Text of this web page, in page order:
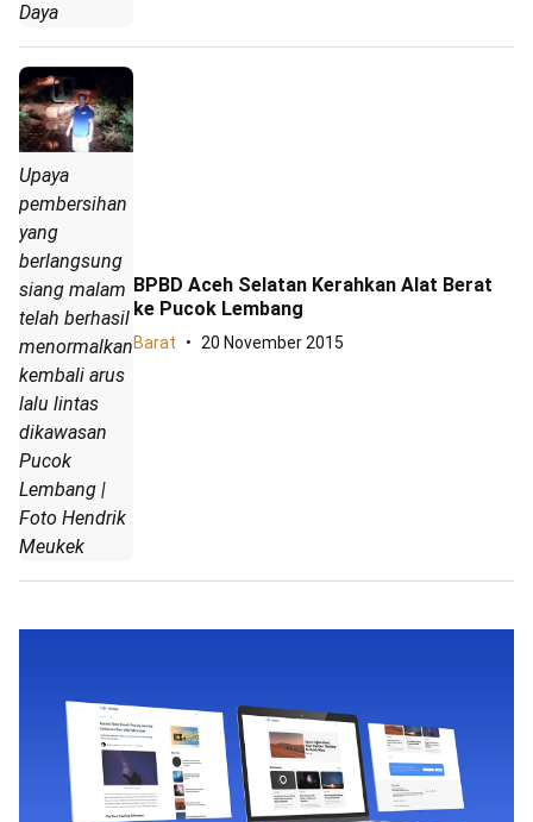
Daya
Upaya
pembersihan
yang
berlangsung
siang malam
telah berhasil
menormalkan
kembali arus
lalu lintas
dikawasan
Pucok
Lembang |
Foto Hendrik
Meukek
BPBD Aceh Selatan Kerahkan Alat Berat
ke Pucok Lembang
Barat 20 November 2015